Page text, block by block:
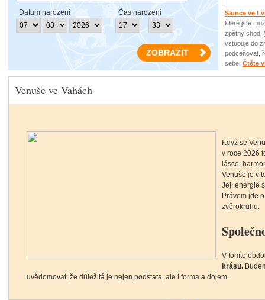
Datum narození Čas narození
Slunce ve
které jste
zpětný chod.
vstupuje do
podceňovat,
sebe Čtěte
Venuše ve Vahách
Když se
v roce 2026
lásce,
Venuše je v
Její energie
Právem jde
zvěrokruhu.
V tomto
krásu.
uvědomovat, že důležitá je nejen podstata, ale i forma a dojem.